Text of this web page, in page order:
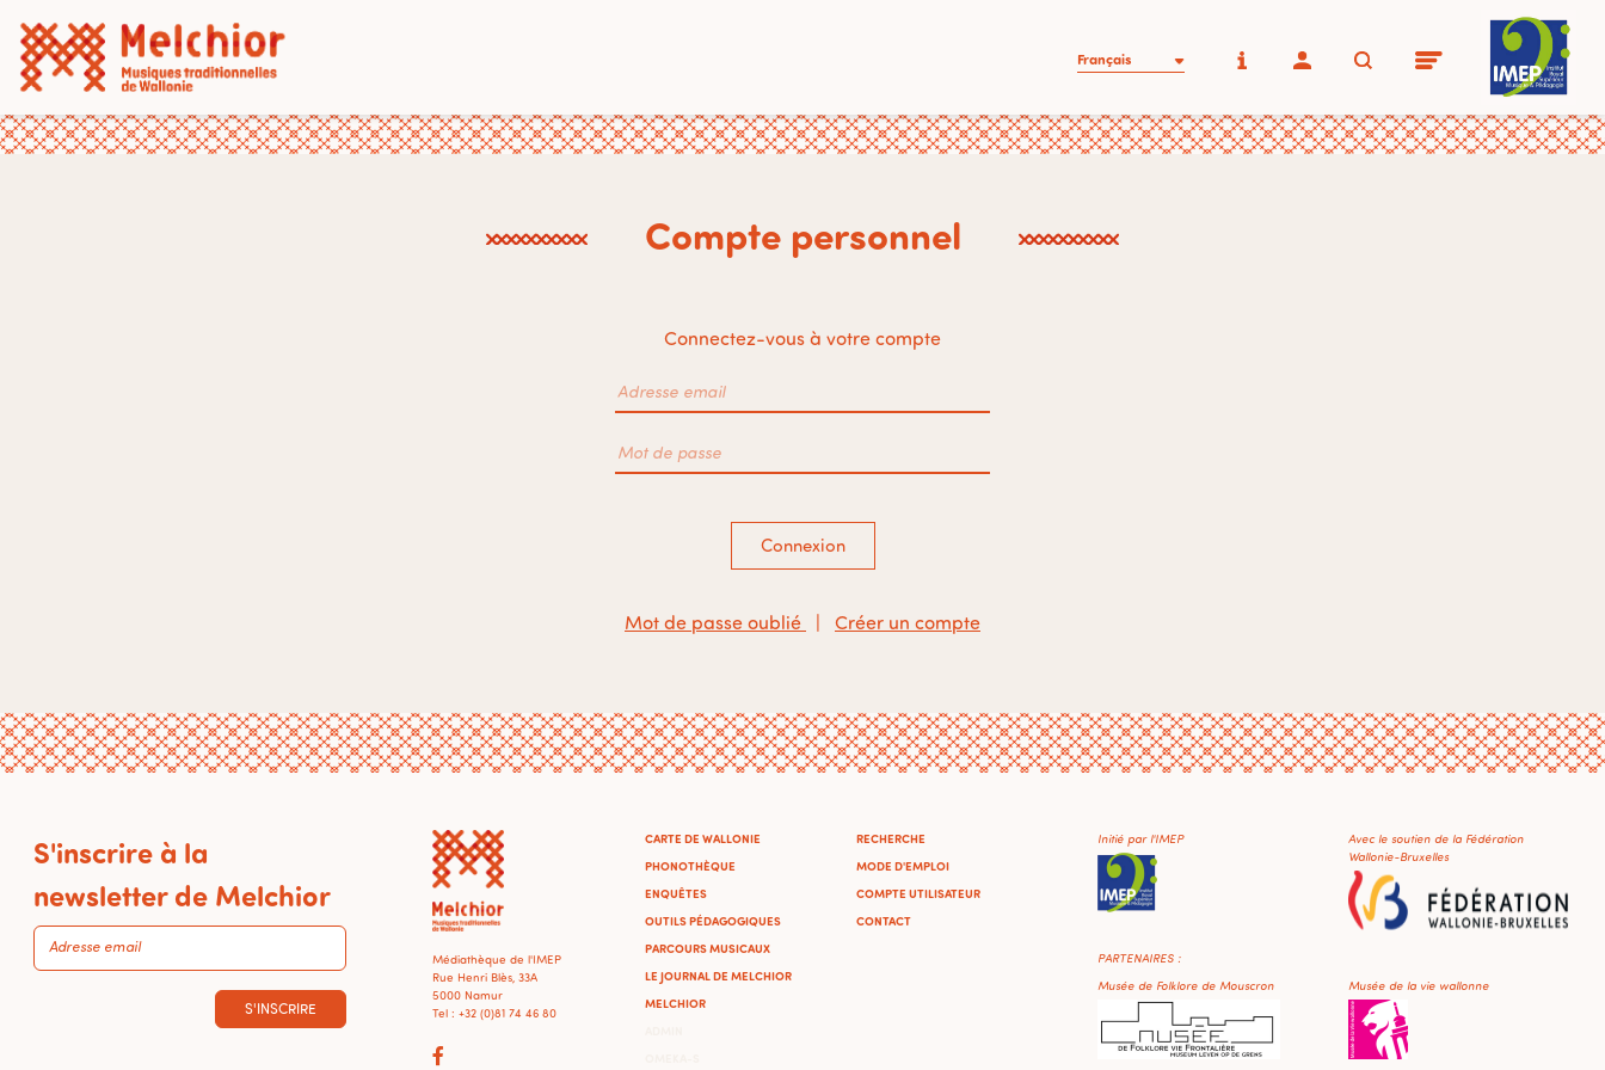
Français
Compte personnel
Connectez-vous à votre compte
Connexion
Mot de passe oublié Créer un compte
S'inscrire à la
newsletter de Melchior
S'INSCRIRE
Médiathèque de l'IMEP
Rue Henri Blès, 33A
5000 Namur
Tel : +32 (0)81 74 46 80
CARTE DE WALLONIE
PHONOTHÈQUE
ENQUÊTES
OUTILS PÉDAGOGIQUES
PARCOURS MUSICAUX
LE JOURNAL DE MELCHIOR
MELCHIOR
RECHERCHE
MODE D'EMPLOI
COMPTE UTILISATEUR
CONTACT
Initié par l'IMEP
Avec le soutien de la Fédération
Wallonie-Bruxelles
PARTENAIRES :
Musée de Folklore de Mouscron
Musée de la vie wallonne